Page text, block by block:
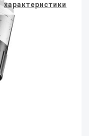
характеристики